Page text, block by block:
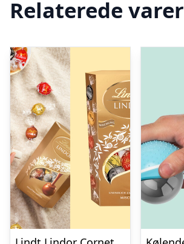
Relaterede varer